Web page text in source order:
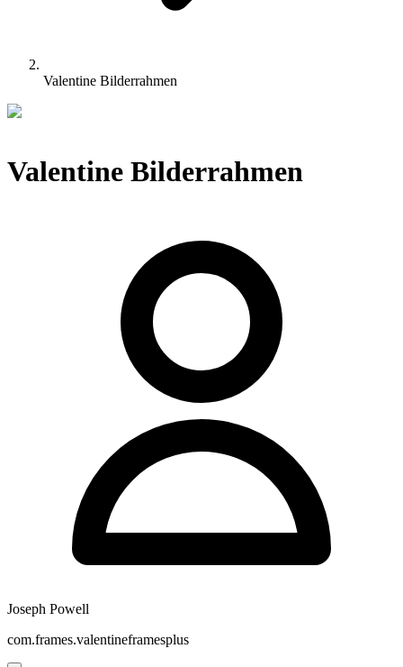
Valentine Bilderrahmen
Valentine Bilderrahmen
Joseph Powell
com.frames.valentineframesplus